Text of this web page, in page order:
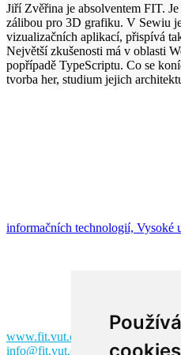
Jiří Zvěřina je absolventem FIT.
zálibou pro 3D grafiku. V Sewiu
vizualizačních aplikací, přispívá
Největší zkušenosti má v oblasti
popřípadě TypeScriptu. Co se
tvorba her, studium jejich
informačních technologií, Vysoké
www.fit.vut.cz
info@fit.vut.cz